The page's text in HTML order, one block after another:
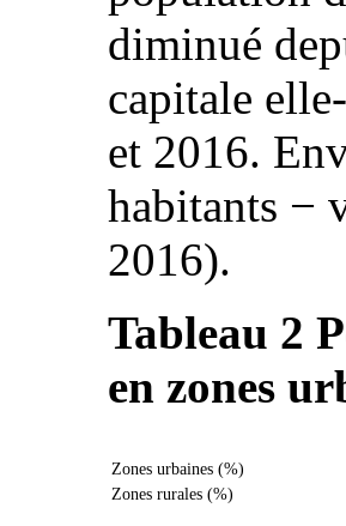
diminué
capitale
et 2016.
habitants −
2016).
Tableau 2
en zones
Zones urbaines (%)
Zones rurales (%)